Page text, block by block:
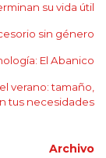
su vida útil
sin género
El Abanico
verano: tamaño,
tus necesidades
Archivo